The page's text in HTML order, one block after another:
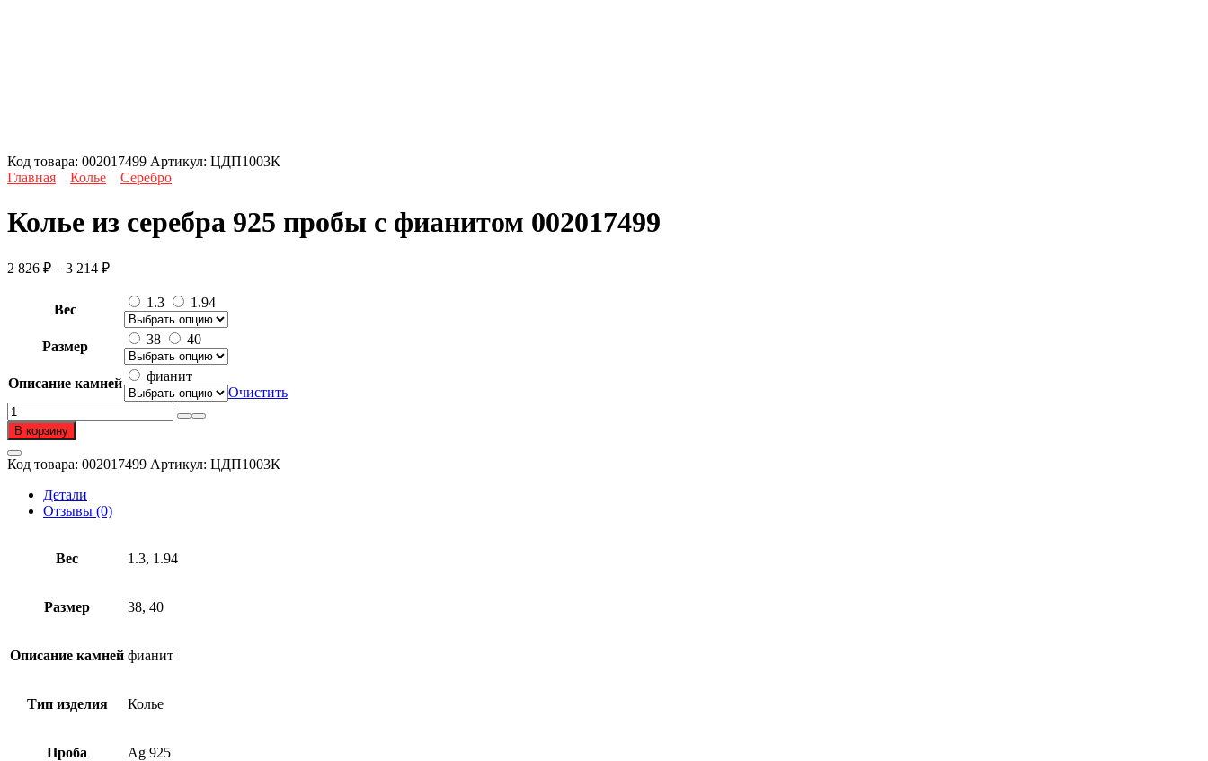
Код товара: 002017499 Артикул: ЦДП1003К
Главная
Колье Серебро
Колье из серебра 925 пробы с фианитом 002017499
2 826 ₽ – 3 214 ₽Диапазон
826 ₽
214 ₽
Вес 1.3 1.94
Размер 38 40
Описание камней
фианит
Очистить
Количество
товара
Колье
из
серебра
пробы
В корзину
Код товара: 002017499 Артикул: ЦДП1003К
Детали
Отзывы (0)
Вес 1.3, 1.94
Размер 38, 40
Описание камней фианит
Тип изделия Колье
Проба Ag 925